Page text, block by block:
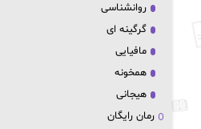
روانشناسی
گرگینه ای
مافیایی
همخونه
هیجانی
رمان رایگان